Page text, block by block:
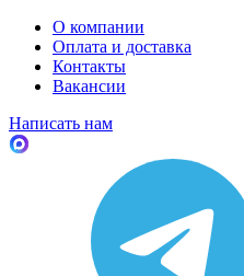
О компании
Оплата и доставка
Контакты
Вакансии
Написать нам